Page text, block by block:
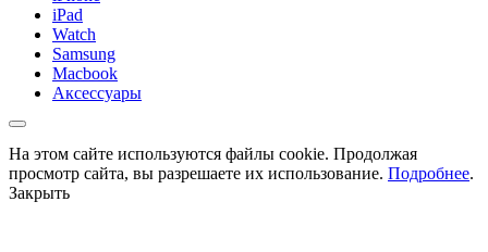
iPad
Watch
Samsung
Macbook
Аксессуары
На этом сайте используются файлы cookie. Продолжая
просмотр сайта, вы разрешаете их использование. Подробнее.
Закрыть